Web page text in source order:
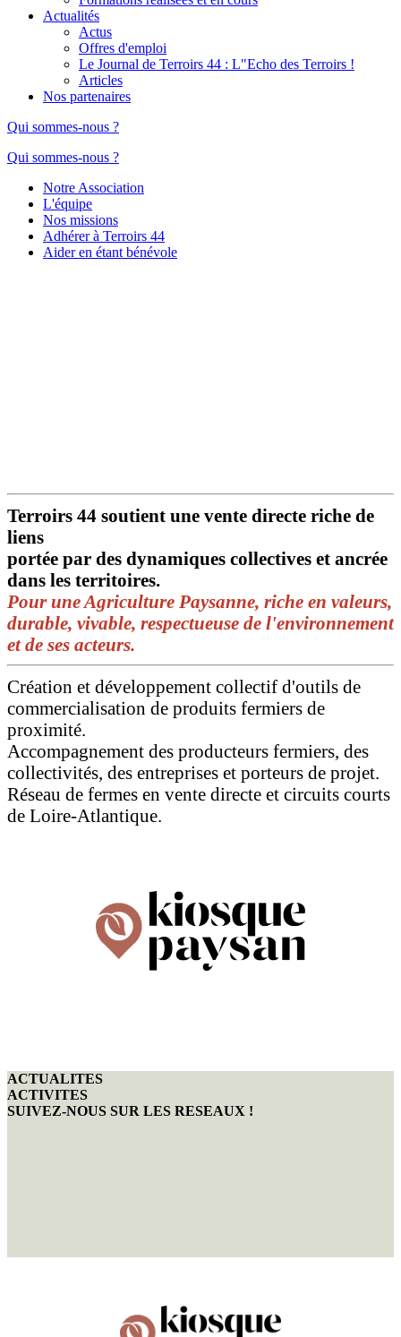
Actualités
Actus
Offres d'emploi
Le Journal de Terroirs 44 : L"Echo des Terroirs !
Articles
Nos partenaires
Qui sommes-nous ?
Qui sommes-nous ?
Notre Association
L'équipe
Nos missions
Adhérer à Terroirs 44
Aider en étant bénévole
Terroirs 44 soutient une vente directe riche de
liens
portée par des dynamiques collectives et ancrée
dans les territoires.
Pour une Agriculture Paysanne, riche en valeurs,
durable, vivable, respectueuse de l'environnement
et de ses acteurs.
Création et développement collectif d'outils de
commercialisation de produits fermiers de
proximité.
Accompagnement des producteurs fermiers, des
collectivités, des entreprises et porteurs de projet.
Réseau de fermes en vente directe et circuits courts
de Loire-Atlantique.
ACTUALITES
ACTIVITES
SUIVEZ-NOUS SUR LES RESEAUX !